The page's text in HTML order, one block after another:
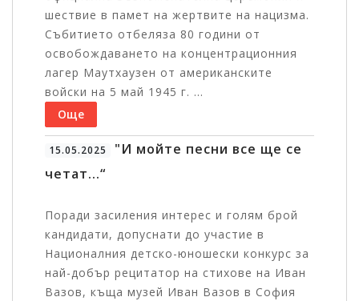
шествие в памет на жертвите на нацизма.
Събитието отбеляза 80 години от
освобождаването на концентрационния
лагер Маутхаузен от американските
войски на 5 май 1945 г. ...
Още
15.05.2025
"И мойте песни все ще се
четат...“
Поради засиления интерес и голям брой
кандидати, допуснати до участие в
Националния детско-юношески конкурс за
най-добър рецитатор на стихове на Иван
Вазов, къща музей Иван Вазов в София